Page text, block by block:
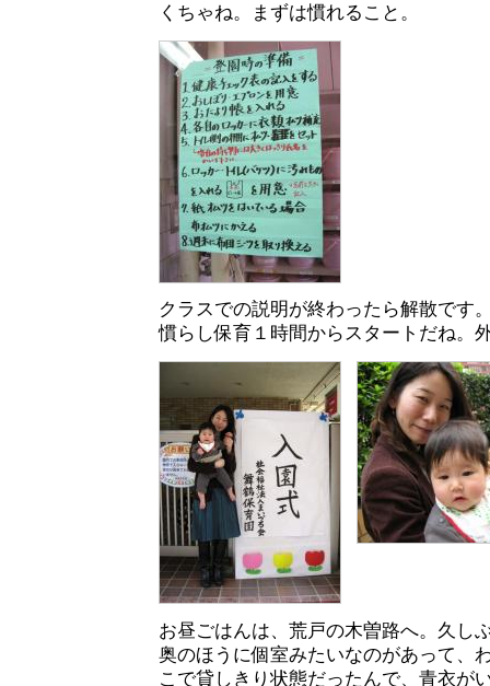
くちゃね。まずは慣れること。
クラスでの説明が終わったら解散です
慣らし保育１時間からスタートだね。
お昼ごはんは、荒戸の木曽路へ。久し
奥のほうに個室みたいなのがあって、
こで貸しきり状態だったんで、青衣が